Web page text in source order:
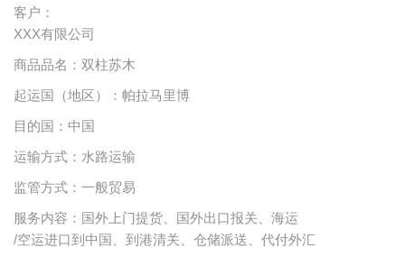
客户：
XXX有限公司
商品品名： 双柱苏木
起运国（地区）： 帕拉马里博
目的国 ： 中国
运输方式： 水路运输
监管方式：一般贸易
服务内容：国外上门提货、国外出口报关、海运
/空运进口到中国、到港清关、仓储派送、代付外汇